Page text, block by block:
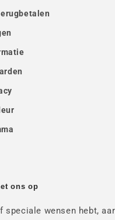
ons op
speciale wensen hebt,